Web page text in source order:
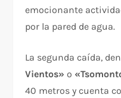
emocionante
por la pared de agua.
La segunda caída,
Vientos» o
40 metros y cuenta